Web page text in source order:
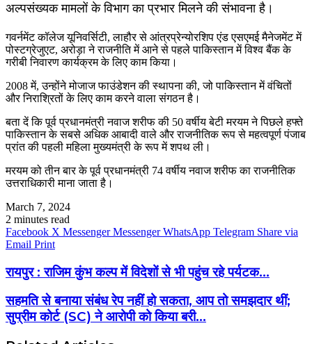
अल्पसंख्यक मामलों के विभाग का प्रभार मिलने की संभावना है।
गवर्नमेंट कॉलेज यूनिवर्सिटी, लाहौर से आंत्रप्रेन्योरशिप एंड एसएमई मैनेजमेंट में
पोस्टग्रेजुएट, अरोड़ा ने राजनीति में आने से पहले पाकिस्तान में विश्व बैंक के
गरीबी निवारण कार्यक्रम के लिए काम किया।
2008 में, उन्होंने मोजाज फाउंडेशन की स्थापना की, जो पाकिस्तान में वंचितों
और निराश्रितों के लिए काम करने वाला संगठन है।
बता दें कि पूर्व प्रधानमंत्री नवाज शरीफ की 50 वर्षीय बेटी मरयम ने पिछले हफ्ते
पाकिस्तान के सबसे अधिक आबादी वाले और राजनीतिक रूप से महत्वपूर्ण पंजाब
प्रांत की पहली महिला मुख्यमंत्री के रूप में शपथ ली।
मरयम को तीन बार के पूर्व प्रधानमंत्री 74 वर्षीय नवाज शरीफ का राजनीतिक
उत्तराधिकारी माना जाता है।
March 7, 2024
2 minutes read
Facebook X Messenger Messenger WhatsApp Telegram Share via
Email Print
रायपुर : राजिम कुंभ कल्प में विदेशों से भी पहुंच रहे पर्यटक...
सहमति से बनाया संबंध रेप नहीं हो सकता, आप तो समझदार थीं;
सुप्रीम कोर्ट (SC) ने आरोपी को किया बरी...